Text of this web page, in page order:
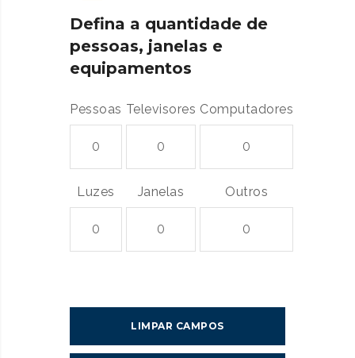
Defina a quantidade de
pessoas, janelas e
equipamentos
Pessoas Televisores Computadores
Luzes Janelas Outros
LIMPAR CAMPOS